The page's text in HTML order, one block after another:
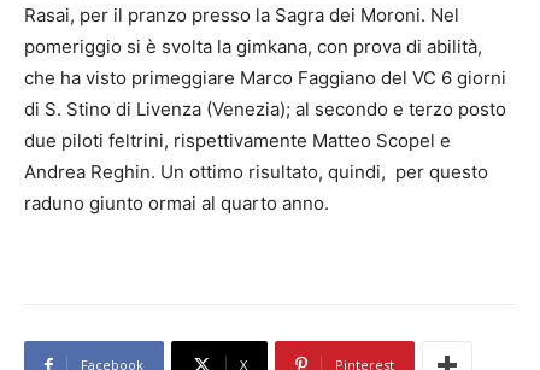
Rasai, per il pranzo presso la Sagra dei Moroni. Nel
pomeriggio si è svolta la gimkana, con prova di abilità,
che ha visto primeggiare Marco Faggiano del VC 6 giorni
di S. Stino di Livenza (Venezia); al secondo e terzo posto
due piloti feltrini, rispettivamente Matteo Scopel e
Andrea Reghin. Un ottimo risultato, quindi, per questo
raduno giunto ormai al quarto anno.
Facebook X Pinterest